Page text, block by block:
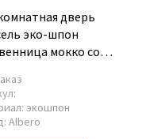
дверь
эко-шпон
мокко со
экошпон
Albero